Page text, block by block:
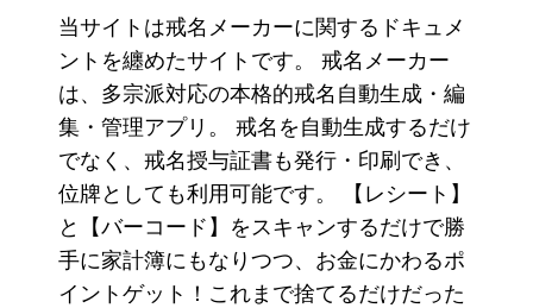
当サイトは戒名メーカーに関するドキュメ
ントを纏めたサイトです。 戒名メーカー
は、多宗派対応の本格的戒名自動生成・編
集・管理アプリ。 戒名を自動生成するだけ
でなく、戒名授与証書も発行・印刷でき、
位牌としても利用可能です。 【レシート】
と【バーコード】をスキャンするだけで勝
手に家計簿にもなりつつ、お金にかわるポ
イントゲット！これまで捨てるだけだった